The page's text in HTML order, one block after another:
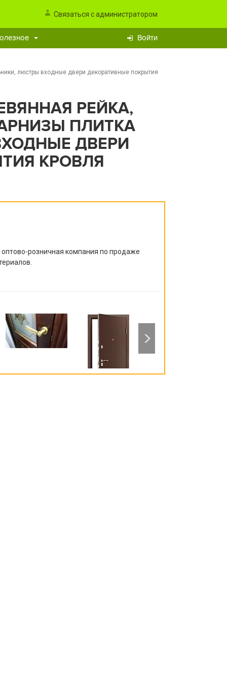
Связаться с администратором
Войти
люстры входные двери декоративные покрытия
РЕЙКА,
ПЛИТКА
ДВЕРИ
КРОВЛЯ
розничная компания по продаже